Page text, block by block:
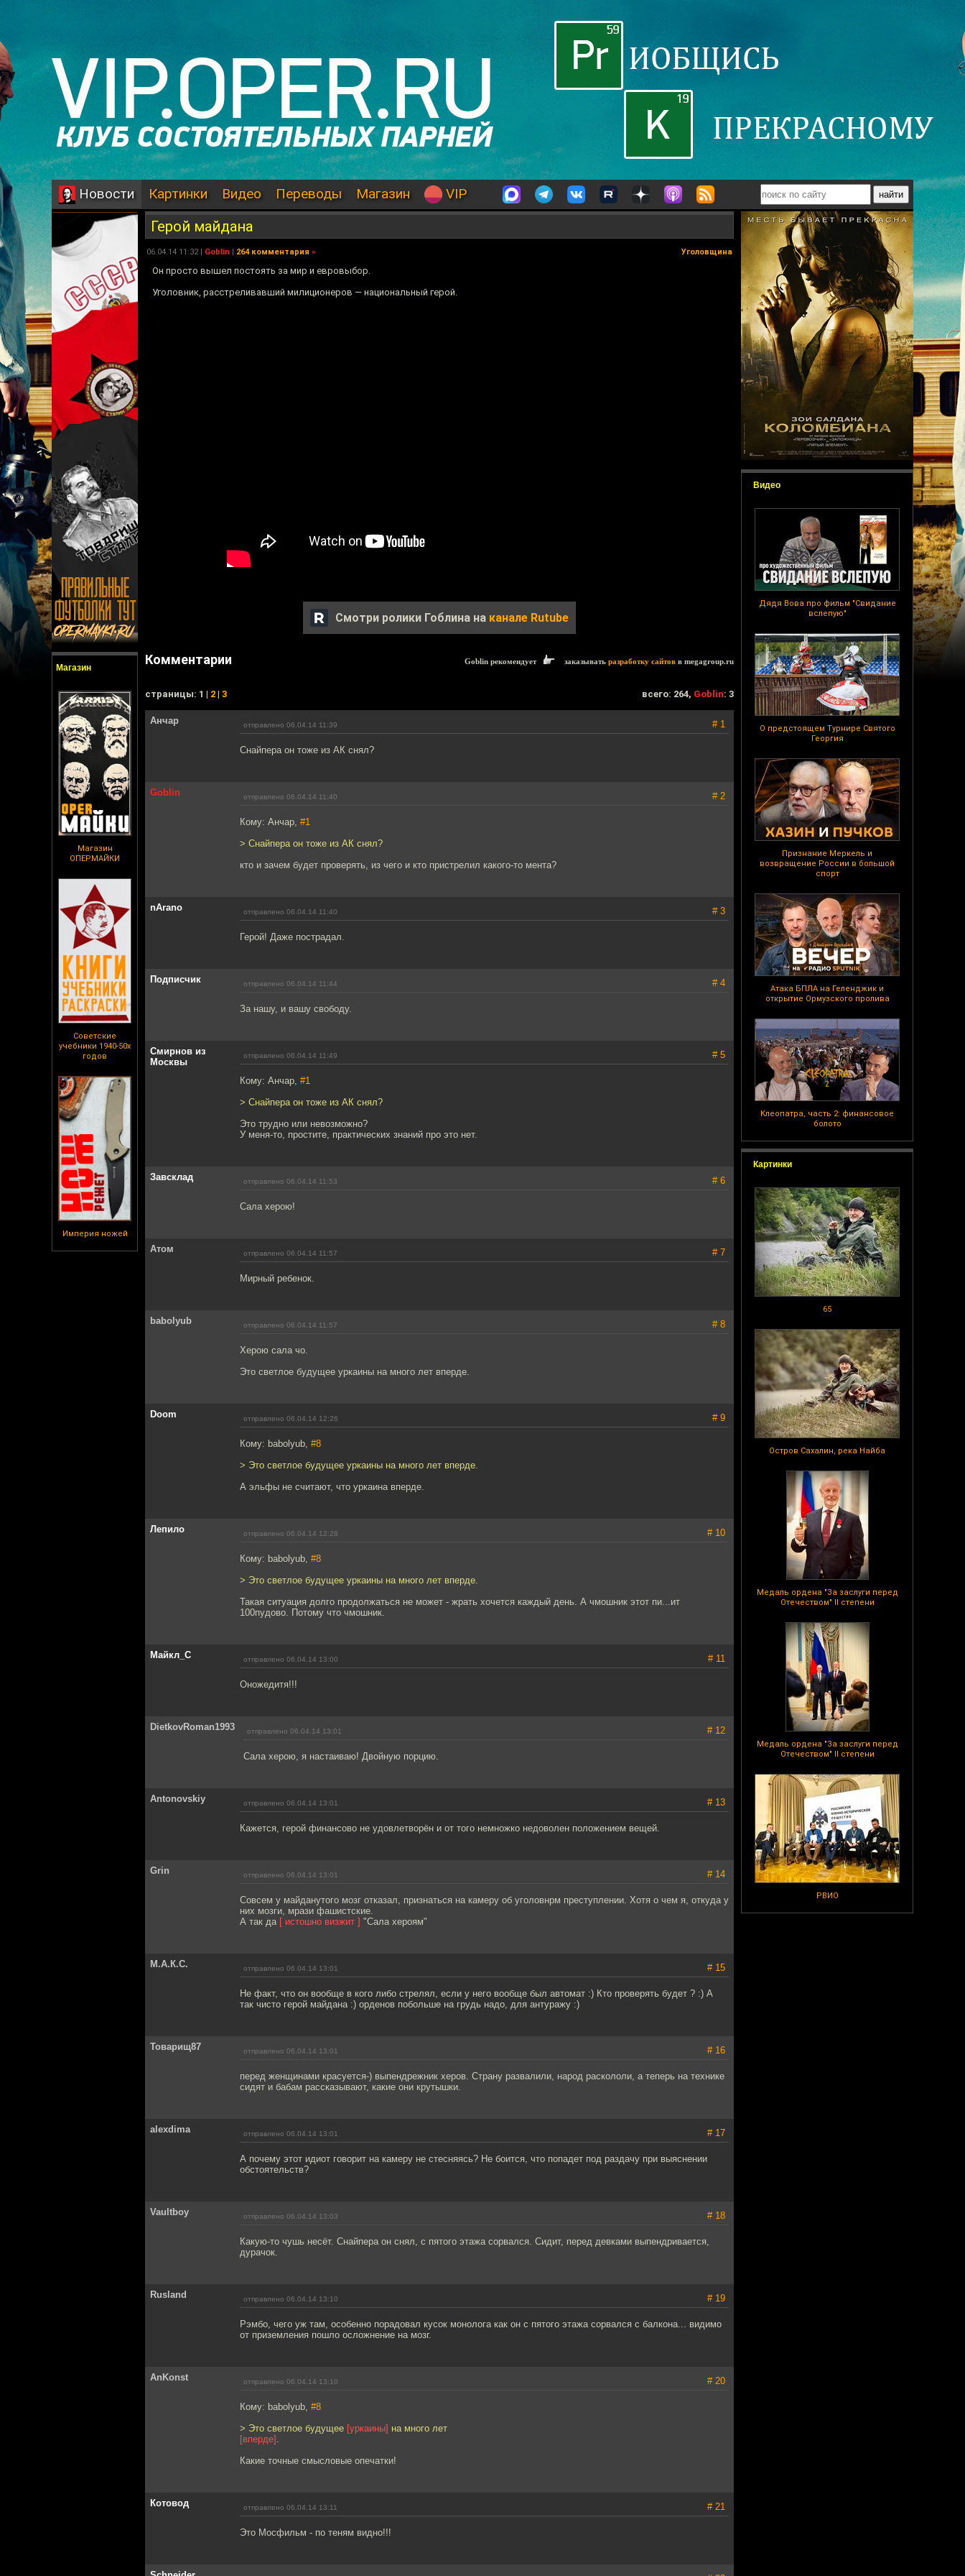
Новости Картинки Видео Переводы Магазин VIP
Магазин
Магазин
ОПЕРМАЙКИ
Советские
учебники 1940-50х
годов
Империя ножей
Видео
Дядя Вова про фильм "Свидание
вслепую"
О предстоящем Турнире Святого
Георгия
Признание Меркель и
возвращение России в большой
спорт
Атака БПЛА на Геленджик и
открытие Ормузского пролива
Клеопатра, часть 2: финансовое
болото
Картинки
65
Остров Сахалин, река Найба
Медаль ордена "За заслуги перед
Отечеством" II степени
Медаль ордена "За заслуги перед
Отечеством" II степени
РВИО
Герой майдана
06.04.14 11:32 | Goblin | 264 комментария » Уголовщина
Он просто вышел постоять за мир и евровыбор.
Уголовник, расстреливавший милиционеров — национальный герой.
Смотри ролики Гоблина на канале Rutube
Комментарии Goblin рекомендует заказывать разработку сайтов в megagroup.ru
cтраницы: 1 | 2 | 3 всего: 264, Goblin: 3
Анчар отправлено 06.04.14 11:39 # 1
Снайпера он тоже из АК снял?
Goblin отправлено 06.04.14 11:40 # 2
Кому: Анчар, #1
> Снайпера он тоже из АК снял?
кто и зачем будет проверять, из чего и кто пристрелил какого-то мента?
nArano отправлено 06.04.14 11:40 # 3
Герой! Даже пострадал.
Подписчик отправлено 06.04.14 11:44 # 4
За нашу, и вашу свободу.
Смирнов из
Москвы
отправлено 06.04.14 11:49 # 5
Кому: Анчар, #1
> Снайпера он тоже из АК снял?
Это трудно или невозможно?
У меня-то, простите, практических знаний про это нет.
Завсклад отправлено 06.04.14 11:53 # 6
Сала херою!
Атом отправлено 06.04.14 11:57 # 7
Мирный ребенок.
babolyub отправлено 06.04.14 11:57 # 8
Херою сала чо.
Это светлое будущее уркаины на много лет вперде.
Doom отправлено 06.04.14 12:26 # 9
Кому: babolyub, #8
> Это светлое будущее уркаины на много лет вперде.
А эльфы не считают, что уркаина вперде.
Лепило отправлено 06.04.14 12:28 # 10
Кому: babolyub, #8
> Это светлое будущее уркаины на много лет вперде.
Такая ситуация долго продолжаться не может - жрать хочется каждый день. А чмошник этот пи...ит
100пудово. Потому что чмошник.
Майкл_С отправлено 06.04.14 13:00 # 11
Оножедитя!!!
DietkovRoman1993 отправлено 06.04.14 13:01 # 12
Сала херою, я настаиваю! Двойную порцию.
Antonovskiy отправлено 06.04.14 13:01 # 13
Кажется, герой финансово не удовлетворён и от того немножко недоволен положением вещей.
Grin отправлено 06.04.14 13:01 # 14
Совсем у майданутого мозг отказал, признаться на камеру об уголовнрм преступлении. Хотя о чем я, откуда у
них мозги, мрази фашистские.
А так да [ истошно визжит ] "Сала хероям"
М.А.К.С. отправлено 06.04.14 13:01 # 15
Не факт, что он вообще в кого либо стрелял, если у него вообще был автомат :) Кто проверять будет ? :) А
так чисто герой майдана :) орденов побольше на грудь надо, для антуражу :)
Товарищ87 отправлено 06.04.14 13:01 # 16
перед женщинами красуется-) выпендрежник херов. Страну развалили, народ раскололи, а теперь на технике
сидят и бабам рассказывают, какие они крутышки.
alexdima отправлено 06.04.14 13:01 # 17
А почему этот идиот говорит на камеру не стесняясь? Не боится, что попадет под раздачу при выяснении
обстоятельств?
Vaultboy отправлено 06.04.14 13:03 # 18
Какую-то чушь несёт. Снайпера он снял, с пятого этажа сорвался. Сидит, перед девками выпендривается,
дурачок.
Rusland отправлено 06.04.14 13:10 # 19
Рэмбо, чего уж там, особенно порадовал кусок монолога как он с пятого этажа сорвался с балкона... видимо
от приземления пошло осложнение на мозг.
AnKonst отправлено 06.04.14 13:10 # 20
Кому: babolyub, #8
> Это светлое будущее [уркаины] на много лет
[вперде] .
Какие точные смысловые опечатки!
Котовод отправлено 06.04.14 13:11 # 21
Это Мосфильм - по теням видно!!!